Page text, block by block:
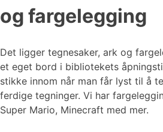
og fargelegging
Det ligger tegnesaker, ark og
et eget bord i bibliotekets
stikke innom når man får lyst til å
ferdige tegninger. Vi har
Super Mario, Minecraft med mer.